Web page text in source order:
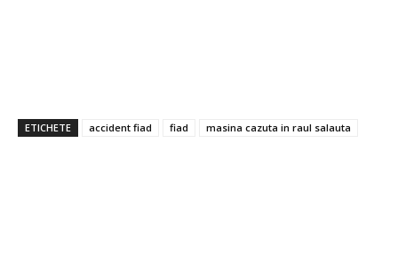
ETICHETE accident fiad fiad masina cazuta in raul salauta